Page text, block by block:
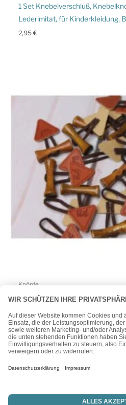
1 Set Knebelverschluß,
Lederimitat, für Kinderkleidung,
2,95€
Knöpfe
1 Set Knebelverschluß –
2,95€
→